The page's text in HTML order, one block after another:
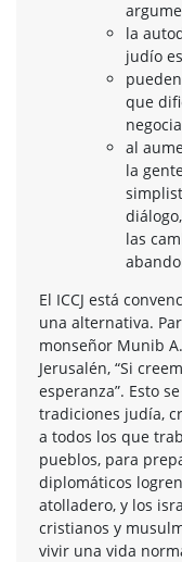
la
judío
que
al
la
las
El ICCJ está
una alternativa.
monseñor Munib
Jerusalén, “Si
esperanza”. Esto
tradiciones judía,
a todos los que
pueblos, para
diplomáticos
atolladero, y los
cristianos y
vivir una vida